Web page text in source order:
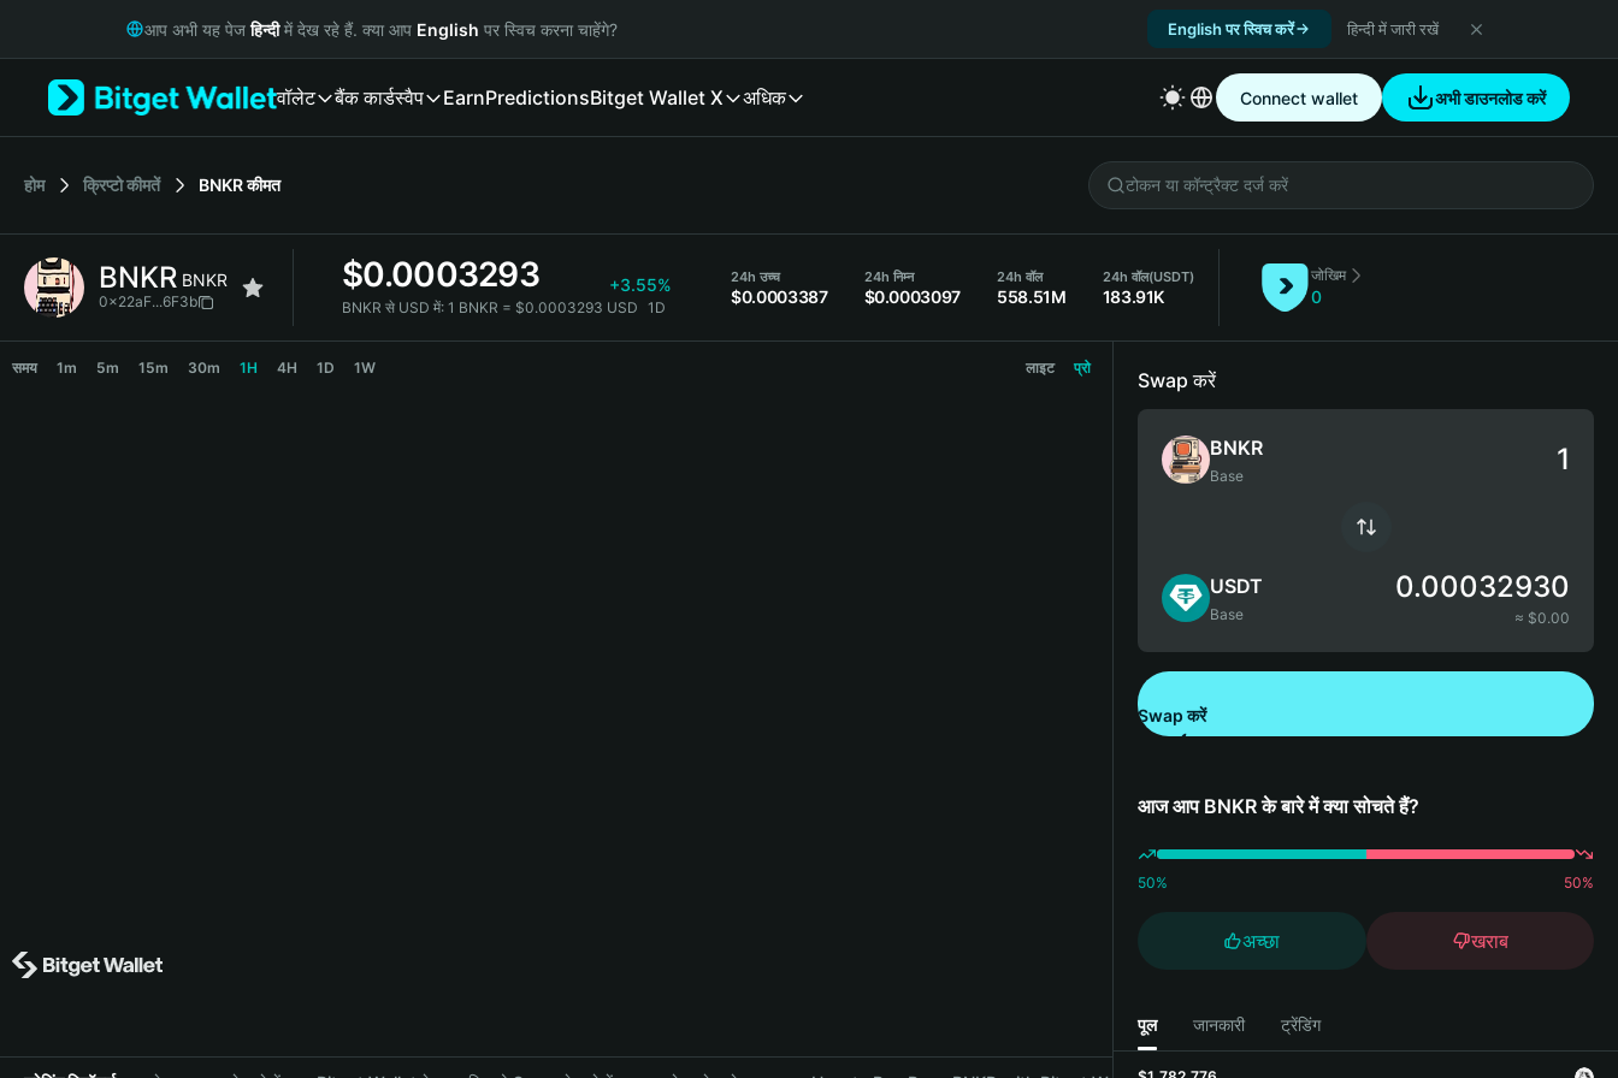
Русский
Italiano
简体中文
繁體中文
Bahasa Indonesia
आप अभी यह पेजहिन्दीमें देख रहे हैं. क्या आप English पर स्विच करना चाहेंगे? English पर स्विच करें हिन्दी में जारी रखें
वॉलेट बैंक कार्डस्वैप EarnPredictionsBitget Wallet X अधिक Connect wallet अभी डाउनलोड करें
होम क्रिप्टो कीमतें BNKRकीमत
BNKR BNKR
0x22aF...6F3b
$0.0003293 +3.55%
BNKR से USD में: 1 BNKR = $0.0003293 USD 1D
24h उच्च
$0.0003387
24h निम्न
$0.0003097
24h वॉल
558.51M
24h वॉल(USDT)
183.91K
जोखिम
0
समय 1m 5m 15m 30m 1H 4H 1D 1W लाइट प्रो
Swap करें
BNKR
Base
USDT
Base
0.00032930
≈ $0.00
Swap करें
आज आप BNKR के बारे में क्या सोचते हैं?
50% 50%
अच्छा खराब
पूल जानकारी ट्रेंडिंग